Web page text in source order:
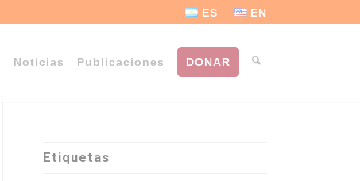
ES EN
Noticias Publicaciones DONAR
Etiquetas